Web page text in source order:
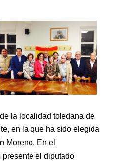
la localidad toledana de
en la que ha sido elegida
Moreno. En el
presente el diputado